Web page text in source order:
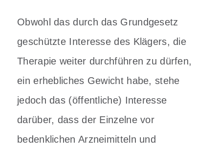
Obwohl das durch das Grundgesetz
geschützte Interesse des Klägers, die
Therapie weiter durchführen zu dürfen,
ein erhebliches Gewicht habe, stehe
jedoch das (öffentliche) Interesse
darüber, dass der Einzelne vor
bedenklichen Arzneimitteln und